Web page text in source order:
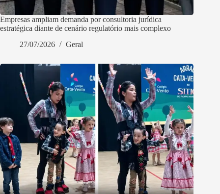
Empresas ampliam demanda por consultoria jurídica
estratégica diante de cenário regulatório mais complexo
27/07/2026
Geral